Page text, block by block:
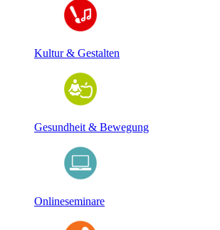
Kultur & Gestalten
Gesundheit & Bewegung
Onlineseminare